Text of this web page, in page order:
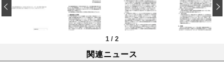
1 / 2
‹
関連ニュース